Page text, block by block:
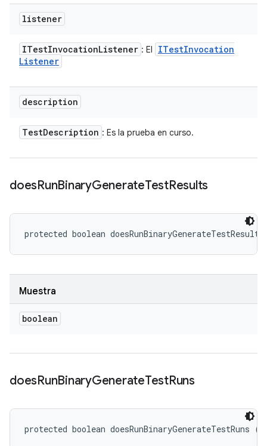
listener
ITestInvocationListener : El ITestInvocation
Listener
description
TestDescription : Es la prueba en curso.
doesRunBinaryGenerateTestResults
protected boolean
Muestra
boolean
doesRunBinaryGenerateTestRuns
protected boolean doesRunBinaryGenerateTestRuns ()